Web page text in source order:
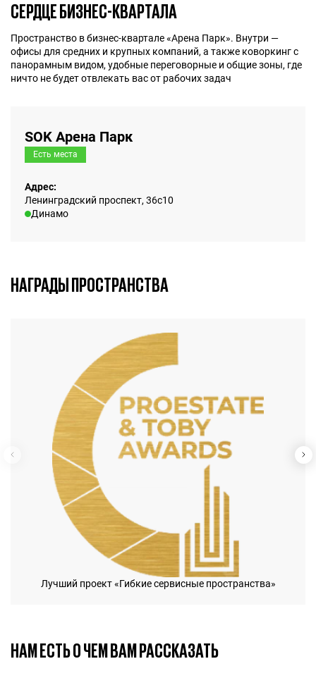
СЕРДЦЕ БИЗНЕС-КВАРТАЛА
Пространство в бизнес-квартале «Арена Парк». Внутри —
офисы для средних и крупных компаний, а также коворкинг с
панорамным видом, удобные переговорные и общие зоны, где
ничто не будет отвлекать вас от рабочих задач
SOK Арена Парк
Есть места
Адрес:
Ленинградский проспект, 36с10
Динамо
НАГРАДЫ ПРОСТРАНСТВА
Лучший проект «Гибкие сервисные пространства»
НАМ ЕСТЬ О ЧЕМ ВАМ РАССКАЗАТЬ